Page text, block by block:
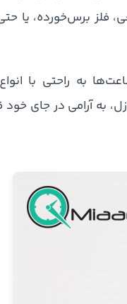
فلز برس‌خورده، یا
به راحتی با
به آرامی در جای خود